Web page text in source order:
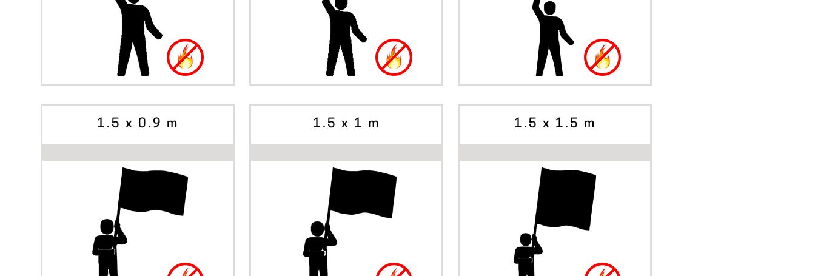
BÖRJA SKAPA BÖRJA SKAPA BÖRJA SKAPA
1.5 x 0.9 m 1.5 x 1 m 1.5 x 1.5 m